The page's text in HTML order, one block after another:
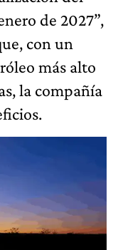
de 2027”,
con un
más alto
la compañía